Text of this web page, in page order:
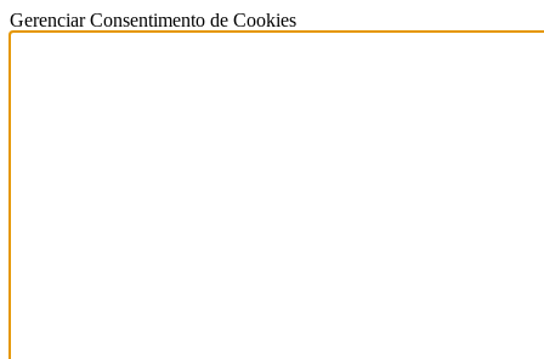
Gerenciar Consentimento de Cookies